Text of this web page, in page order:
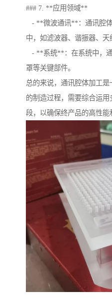
### 7. **应用领域**
- **微波通讯**：通讯腔
中，如滤波器、谐振器、天
- **系统**：在系统中，
罩等关键部件。
总的来说，通讯腔体加工
的制造过程，需要综合运
段，以确保终产品的高性能